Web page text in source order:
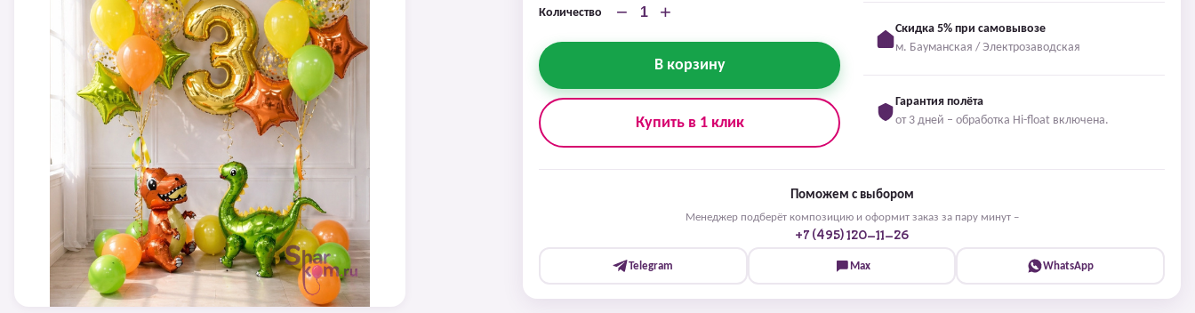
Количество − +
В корзину
Купить в 1 клик
Скидка 5% при самовывозе
м. Бауманская / Электрозаводская
Гарантия полёта
от 3 дней – обработка Hi-float включена.
Поможем с выбором
Менеджер подберёт композицию и оформит заказ за пару минут –
+7 (495) 120-11-26
Telegram Max WhatsApp